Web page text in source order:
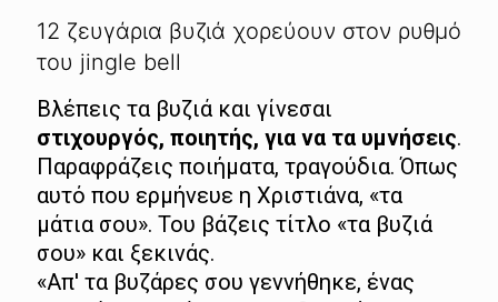
12 ζευγάρια βυζιά χορεύουν στον ρυθμό
του jingle bell
Βλέπεις τα βυζιά και γίνεσαι
στιχουργός, ποιητής, για να τα υμνήσεις.
Παραφράζεις ποιήματα, τραγούδια. Όπως
αυτό που ερμήνευε η Χριστιάνα, «τα
μάτια σου». Του βάζεις τίτλο «τα βυζιά
σου» και ξεκινάς.
«Απ' τα βυζάρες σου γεννήθηκε, ένας